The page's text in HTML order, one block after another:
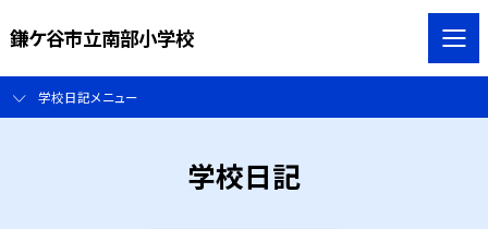
鎌ケ谷市立南部小学校
学校日記メニュー
学校日記